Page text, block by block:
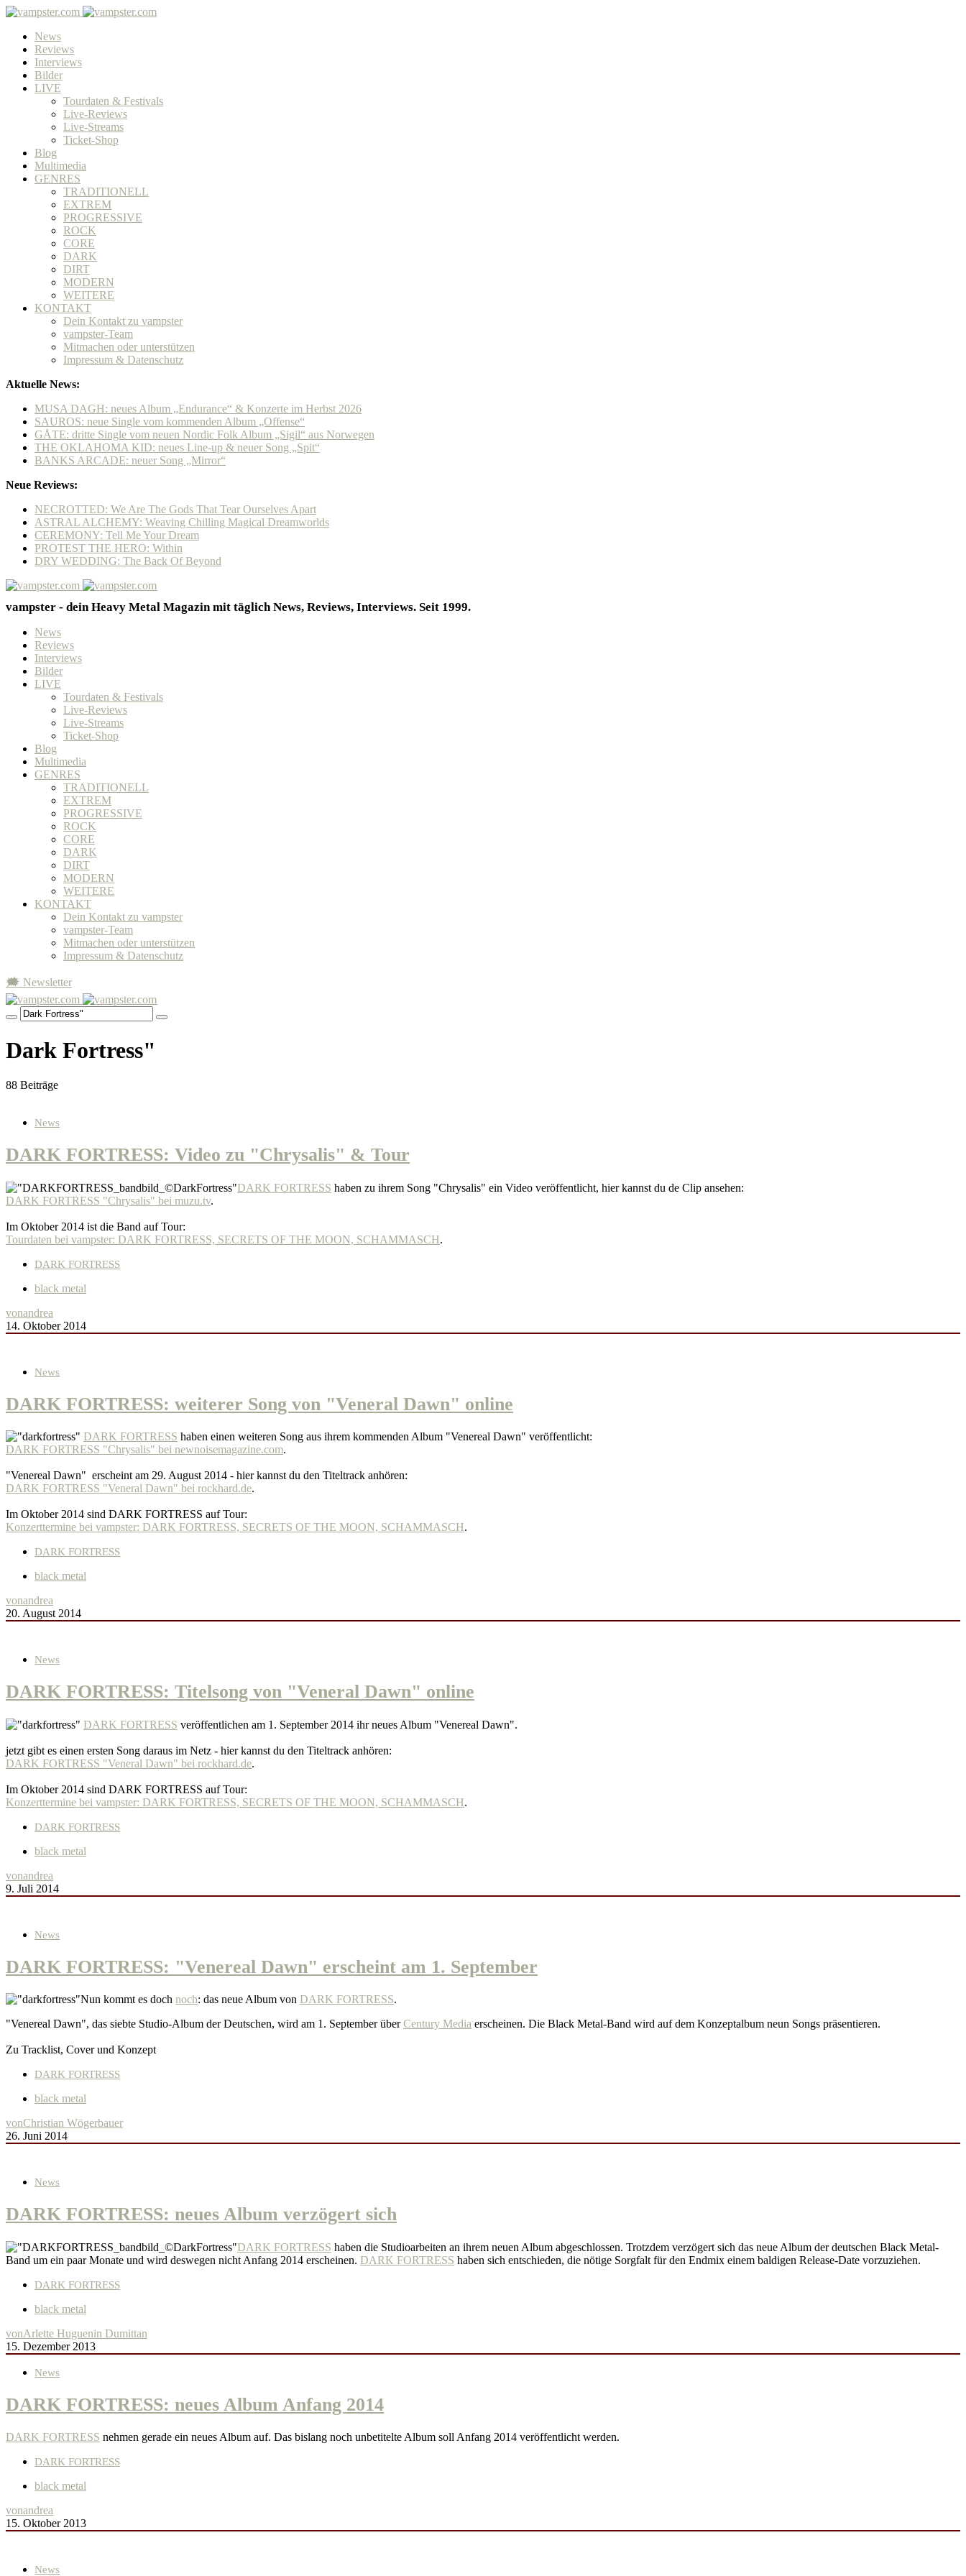
News
Reviews
Interviews
Bilder
LIVE
Tourdaten & Festivals
Live-Reviews
Live-Streams
Ticket-Shop
Blog
Multimedia
GENRES
TRADITIONELL
EXTREM
PROGRESSIVE
ROCK
CORE
DARK
DIRT
MODERN
WEITERE
KONTAKT
Dein Kontakt zu vampster
vampster-Team
Mitmachen oder unterstützen
Impressum & Datenschutz
Aktuelle News:
MUSA DAGH: neues Album „Endurance“ & Konzerte im Herbst 2026
SAUROS: neue Single vom kommenden Album „Offense“
GÅTE: dritte Single vom neuen Nordic Folk Album „Sigil“ aus Norwegen
THE OKLAHOMA KID: neues Line-up & neuer Song „Spit“
BANKS ARCADE: neuer Song „Mirror“
Neue Reviews:
NECROTTED: We Are The Gods That Tear Ourselves Apart
ASTRAL ALCHEMY: Weaving Chilling Magical Dreamworlds
CEREMONY: Tell Me Your Dream
PROTEST THE HERO: Within
DRY WEDDING: The Back Of Beyond
vampster - dein Heavy Metal Magazin mit täglich News, Reviews, Interviews. Seit 1999.
News
Reviews
Interviews
Bilder
LIVE
Tourdaten & Festivals
Live-Reviews
Live-Streams
Ticket-Shop
Blog
Multimedia
GENRES
TRADITIONELL
EXTREM
PROGRESSIVE
ROCK
CORE
DARK
DIRT
MODERN
WEITERE
KONTAKT
Dein Kontakt zu vampster
vampster-Team
Mitmachen oder unterstützen
Impressum & Datenschutz
🗯 Newsletter
Dark Fortress"
88 Beiträge
News
DARK FORTRESS: Video zu "Chrysalis" & Tour
DARK FORTRESS haben zu ihrem Song "Chrysalis" ein Video veröffentlicht, hier kannst du de Clip ansehen:
DARK FORTRESS "Chrysalis" bei muzu.tv.
Im Oktober 2014 ist die Band auf Tour:
Tourdaten bei vampster: DARK FORTRESS, SECRETS OF THE MOON, SCHAMMASCH.
DARK FORTRESS
black metal
vonandrea
14. Oktober 2014
News
DARK FORTRESS: weiterer Song von "Veneral Dawn" online
DARK FORTRESS haben einen weiteren Song aus ihrem kommenden Album "Venereal Dawn" veröffentlicht:
DARK FORTRESS "Chrysalis" bei newnoisemagazine.com.
"Venereal Dawn" erscheint am 29. August 2014 - hier kannst du den Titeltrack anhören:
DARK FORTRESS "Veneral Dawn" bei rockhard.de.
Im Oktober 2014 sind DARK FORTRESS auf Tour:
Konzerttermine bei vampster: DARK FORTRESS, SECRETS OF THE MOON, SCHAMMASCH.
DARK FORTRESS
black metal
vonandrea
20. August 2014
News
DARK FORTRESS: Titelsong von "Veneral Dawn" online
DARK FORTRESS veröffentlichen am 1. September 2014 ihr neues Album "Venereal Dawn".
jetzt gibt es einen ersten Song daraus im Netz - hier kannst du den Titeltrack anhören:
DARK FORTRESS "Veneral Dawn" bei rockhard.de.
Im Oktober 2014 sind DARK FORTRESS auf Tour:
Konzerttermine bei vampster: DARK FORTRESS, SECRETS OF THE MOON, SCHAMMASCH.
DARK FORTRESS
black metal
vonandrea
9. Juli 2014
News
DARK FORTRESS: "Venereal Dawn" erscheint am 1. September
Nun kommt es doch noch: das neue Album von DARK FORTRESS.
"Venereal Dawn", das siebte Studio-Album der Deutschen, wird am 1. September überCentury Media erscheinen. Die Black Metal-Band wird auf dem Konzeptalbum neun Songs präsentieren.
Zu Tracklist, Cover und Konzept
DARK FORTRESS
black metal
vonChristian Wögerbauer
26. Juni 2014
News
DARK FORTRESS: neues Album verzögert sich
DARK FORTRESS haben die Studioarbeiten an ihrem neuen Album abgeschlossen. Trotzdem verzögert sich das neue Album der deutschen Black Metal-
Band um ein paar Monate und wird deswegen nicht Anfang 2014 erscheinen. DARK FORTRESS haben sich entschieden, die nötige Sorgfalt für den Endmix einem baldigen Release-Date vorzuziehen.
DARK FORTRESS
black metal
vonArlette Huguenin Dumittan
15. Dezember 2013
News
DARK FORTRESS: neues Album Anfang 2014
DARK FORTRESS nehmen gerade ein neues Album auf. Das bislang noch unbetitelte Album soll Anfang 2014 veröffentlicht werden.
DARK FORTRESS
black metal
vonandrea
15. Oktober 2013
News